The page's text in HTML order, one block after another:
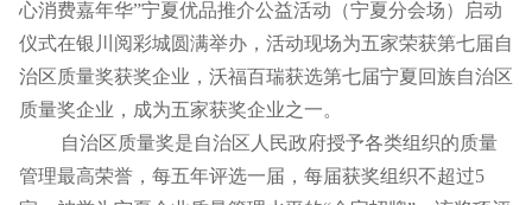
心消费嘉年华”宁夏优品推介公益活动（宁夏分会场）启动
仪式在银川阅彩城圆满举办，活动现场为五家荣获第七届自
治区质量奖获奖企业， 沃福百瑞获选第七届宁夏回族自治区
质量奖企业，成为五家获奖企业之一。
自治区质量奖是自治区人民政府授予各类组织的质量
管理最高荣誉，每五年评选一届，每届获奖组织不超过5